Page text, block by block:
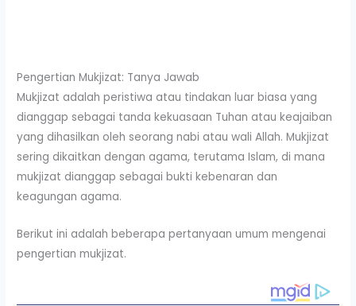
Pengertian Mukjizat: Tanya Jawab
Mukjizat adalah peristiwa atau tindakan luar biasa yang
dianggap sebagai tanda kekuasaan Tuhan atau keajaiban
yang dihasilkan oleh seorang nabi atau wali Allah. Mukjizat
sering dikaitkan dengan agama, terutama Islam, di mana
mukjizat dianggap sebagai bukti kebenaran dan
keagungan agama.
Berikut ini adalah beberapa pertanyaan umum mengenai
pengertian mukjizat.